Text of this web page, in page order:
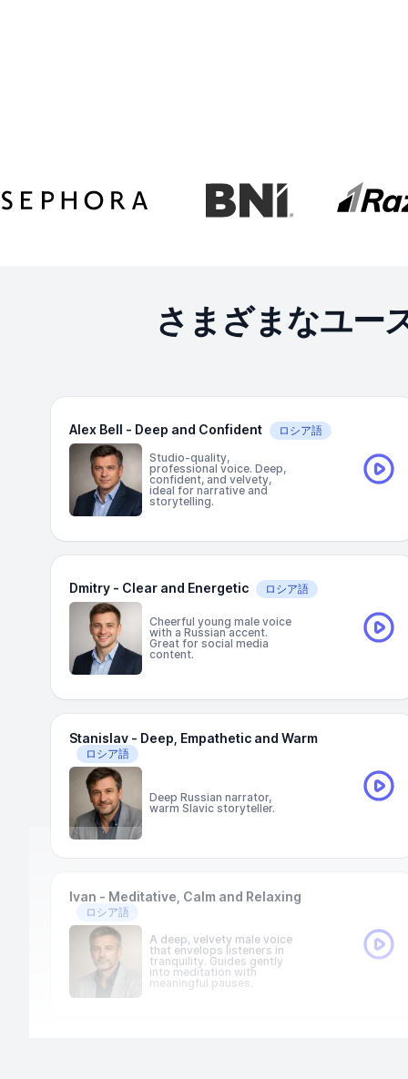
さまざまなユー
Alex Bell - Deep and Confident
ロシア語
Studio-quality,
professional voice. Deep,
confident, and velvety,
ideal for narrative and
storytelling.
Dmitry - Clear and Energetic ロシア語
Cheerful young male voice
with a Russian accent.
Great for social media
content.
Stanislav - Deep, Empathetic and Warm
ロシア語
Deep Russian narrator,
warm Slavic storyteller.
Ivan - Meditative, Calm and Relaxing
ロシア語
A deep, velvety male voice
that envelops listeners in
tranquility. Guides gently
into meditation with
meaningful pauses.